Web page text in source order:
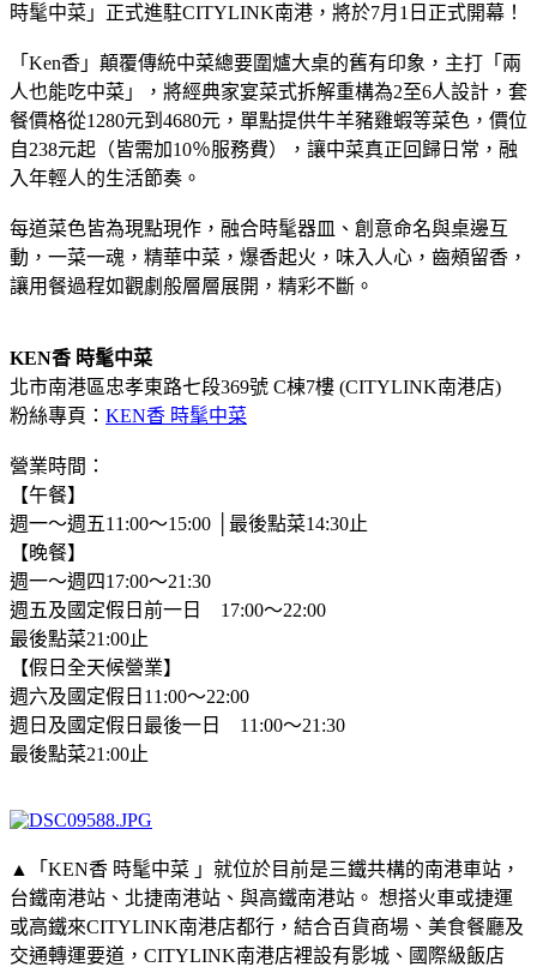
時髦中菜」正式進駐CITYLINK南港，將於7月1日正式開幕！
「Ken香」顛覆傳統中菜總要圍爐大桌的舊有印象，主打「兩
人也能吃中菜」，將經典家宴菜式拆解重構為2至6人設計，套
餐價格從1280元到4680元，單點提供牛羊豬雞蝦等菜色，價位
自238元起（皆需加10％服務費），讓中菜真正回歸日常，融
入年輕人的生活節奏。
每道菜色皆為現點現作，融合時髦器皿、創意命名與桌邊互
動，一菜一魂，精華中菜，爆香起火，味入人心，齒頰留香，
讓用餐過程如觀劇般層層展開，精彩不斷。
KEN香 時髦中菜
北市南港區忠孝東路七段369號 C棟7樓 (CITYLINK南港店)
粉絲專頁： KEN香 時髦中菜
營業時間：
【午餐】
週一～週五11:00～15:00 │最後點菜14:30止
【晚餐】
週一～週四17:00～21:30
週五及國定假日前一日 17:00～22:00
最後點菜21:00止
【假日全天候營業】
週六及國定假日11:00～22:00
週日及國定假日最後一日 11:00～21:30
最後點菜21:00止
▲「KEN香 時髦中菜 」就位於目前是三鐵共構的南港車站，
台鐵南港站、北捷南港站、與高鐵南港站。 想搭火車或捷運
或高鐵來CITYLINK南港店都行，結合百貨商場、美食餐廳及
交通轉運要道，CITYLINK南港店裡設有影城、國際級飯店